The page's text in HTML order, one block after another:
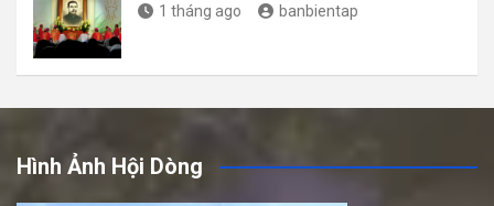
1 tháng ago banbientap
Hình Ảnh Hội Dòng